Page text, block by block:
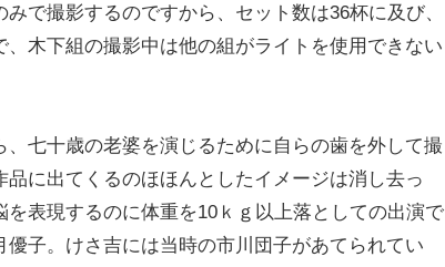
で撮影するのですから、セット数は36杯に及び、
木下組の撮影中は他の組がライトを使用できない
七十歳の老婆を演じるために自らの歯を外して撮
に出てくるのほほんとしたイメージは消し去っ
表現するのに体重を10ｋｇ以上落としての出演で
子。けさ吉には当時の市川団子があてられてい